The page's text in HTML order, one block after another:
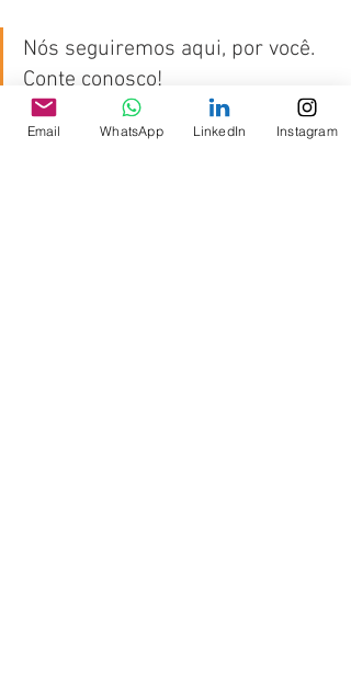
Nós seguiremos aqui, por você.
Conte conosco!
Boas festas e um feliz ano novo!
Email WhatsApp LinkedIn Instagram